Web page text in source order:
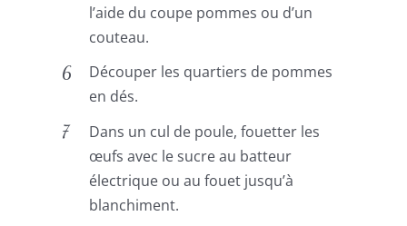
l’aide du coupe pommes ou d’un
couteau.
Découper les quartiers de pommes
en dés.
Dans un cul de poule, fouetter les
œufs avec le sucre au batteur
électrique ou au fouet jusqu’à
blanchiment.